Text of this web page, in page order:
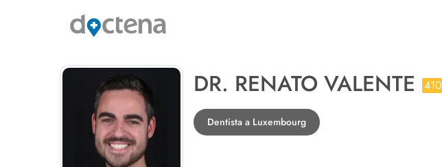
DR. RENATO VALENTE 410
Dentista a Luxembourg